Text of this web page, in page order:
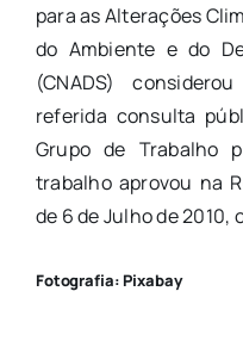
para as Alterações
do Ambiente e do
(CNADS)
referida consulta
Grupo de Trabalho
trabalho aprovou na
de 6 de Julho de 2010,
Fotografia: Pixabay